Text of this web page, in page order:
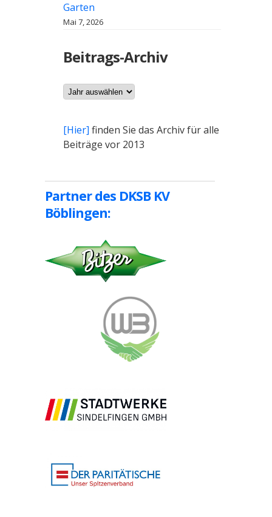
Garten
Mai 7, 2026
Beitrags-Archiv
Archiv
[Hier] finden Sie das Archiv für alle
Beiträge vor 2013
Partner des DKSB KV
Böblingen: